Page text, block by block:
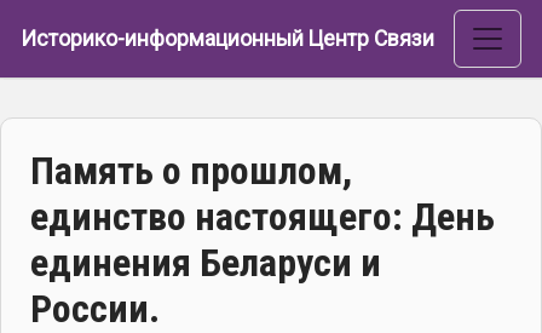
Историко-информационный Центр Связи
Память о прошлом,
единство настоящего: День
единения Беларуси и
России.